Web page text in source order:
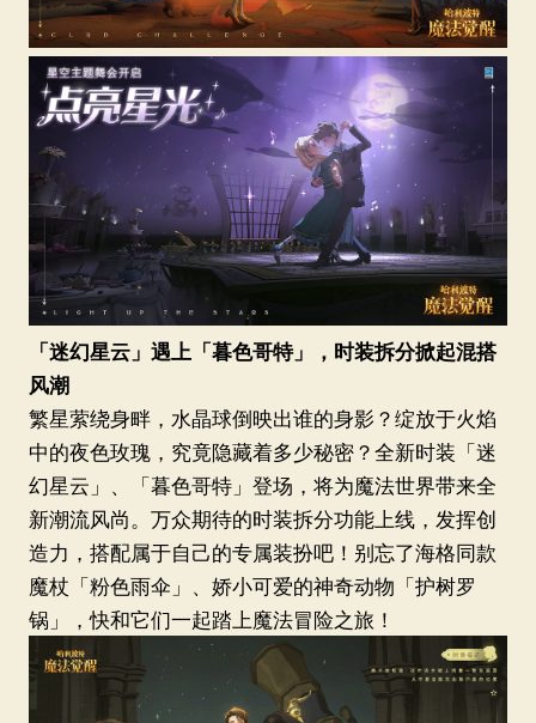
「迷幻星云」遇上「暮色哥特」，时装拆分掀起混搭
风潮
繁星萦绕身畔，水晶球倒映出谁的身影？绽放于火焰
中的夜色玫瑰，究竟隐藏着多少秘密？全新时装「迷
幻星云」、「暮色哥特」登场，将为魔法世界带来全
新潮流风尚。万众期待的时装拆分功能上线，发挥创
造力，搭配属于自己的专属装扮吧！别忘了海格同款
魔杖「粉色雨伞」、娇小可爱的神奇动物「护树罗
锅」，快和它们一起踏上魔法冒险之旅！